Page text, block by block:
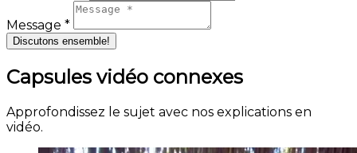
Message *
Discutons ensemble!
Capsules vidéo connexes
Approfondissez le sujet avec nos explications en
vidéo.